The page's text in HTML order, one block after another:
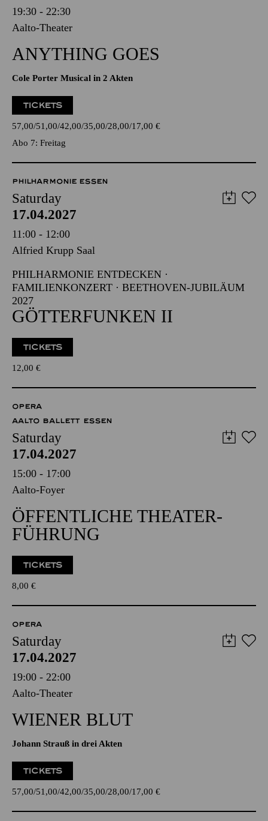
19:30 - 22:30
Aalto-Theater
ANYTHING GOES
Cole Porter Musical in 2 Akten
TICKETS
57,00 51,00 42,00 35,00 28,00 17,00 €
Abo 7: Freitag
PHILHARMONIE ESSEN
Saturday
17.04.2027
11:00 - 12:00
Alfried Krupp Saal
PHILHARMONIE ENTDECKEN ·
FAMILIENKONZERT · BEETHOVEN-JUBILÄUM
2027
GÖTTERFUNKEN II
TICKETS
12,00 €
OPERA
AALTO BALLETT ESSEN
Saturday
17.04.2027
15:00 - 17:00
Aalto-Foyer
ÖFFENTLICHE THEATER­
FÜHRUNG
TICKETS
8,00 €
OPERA
Saturday
17.04.2027
19:00 - 22:00
Aalto-Theater
WIENER BLUT
Johann Strauß in drei Akten
TICKETS
57,00 51,00 42,00 35,00 28,00 17,00 €